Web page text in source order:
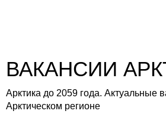
ВАКАНСИИ
Арктика до 2059 года. Актуальные
Арктическом регионе